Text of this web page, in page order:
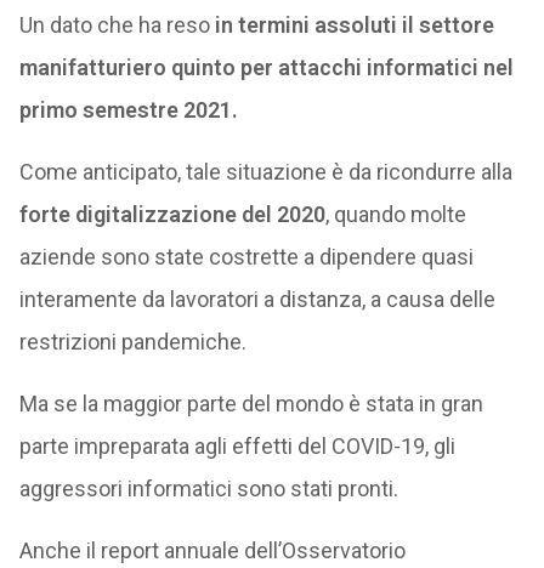
Un dato che ha resoin termini assoluti il settore
manifatturiero quinto per attacchi informatici nel
primo semestre 2021.
Come anticipato, tale situazione è da ricondurre alla
forte digitalizzazione del 2020, quando molte
aziende sono state costrette a dipendere quasi
interamente da lavoratori a distanza, a causa delle
restrizioni pandemiche.
Ma se la maggior parte del mondo è stata in gran
parte impreparata agli effetti del COVID-19, gli
aggressori informatici sono stati pronti.
Anche il report annuale dell’Osservatorio